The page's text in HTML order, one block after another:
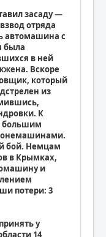
засаду —
отряда
автомашина с
была
в ней
Вскоре
который
из
К
большим
бой. Немцам
в Крымках,
и
потери: 3
у
14